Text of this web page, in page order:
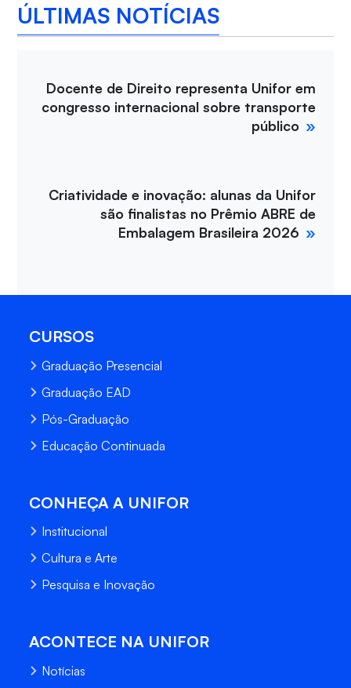
ÚLTIMAS NOTÍCIAS
Docente de Direito representa Unifor em
congresso internacional sobre transporte
público
Criatividade e inovação: alunas da Unifor
são finalistas no Prêmio ABRE de
Embalagem Brasileira 2026
CURSOS
Graduação Presencial
Graduação EAD
Pós-Graduação
Educação Continuada
CONHEÇA A UNIFOR
Institucional
Cultura e Arte
Pesquisa e Inovação
ACONTECE NA UNIFOR
Notícias